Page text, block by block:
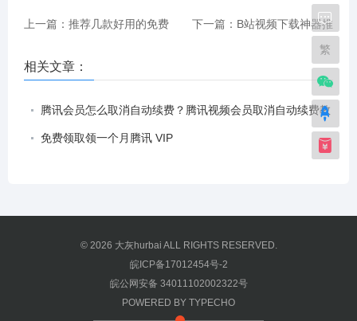
上一篇：推荐几款好用的免费 下一篇：B站视频下载神器推
荐：B23Downloader
相关文章：
腾讯会员怎么取消自动续费？腾讯视频会员取消自动续费教
程 免费领取领一个月腾讯 VIP
© 2026 大灰hurbai ALL RIGHTS RESERVED.
皖ICP备17012454号-2
皖公网安备 34011102002322号
POWERED BY TYPECHO
繁